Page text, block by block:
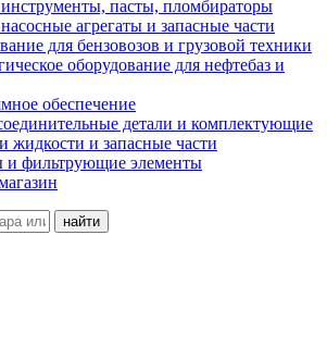
пасты, пломбираторы
агрегаты и запасные части
для бензовозов и грузовой техники
оборудование для нефтебаз и
обеспечение
детали и комплектующие
жидкости и запасные части
и фильтрующие элементы